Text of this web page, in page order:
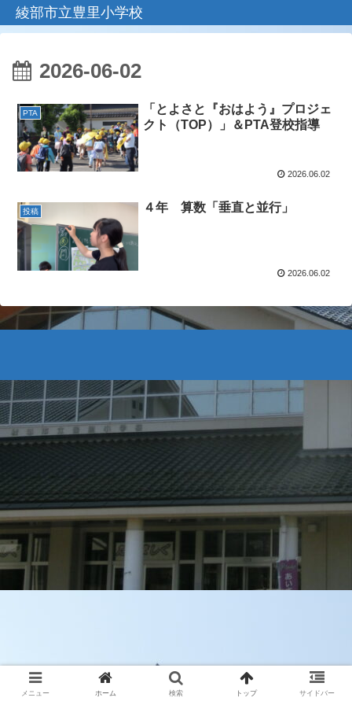
綾部市立豊里小学校
2026-06-02
PTA
「とよさと『おはよう』プロジェ
クト（TOP）」＆PTA登校指導
2026.06.02
投稿 ４年 算数「垂直と並行」
2026.06.02
メニュー ホーム 検索 トップ サイドバー